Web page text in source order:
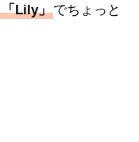
「Lily」でちょっと